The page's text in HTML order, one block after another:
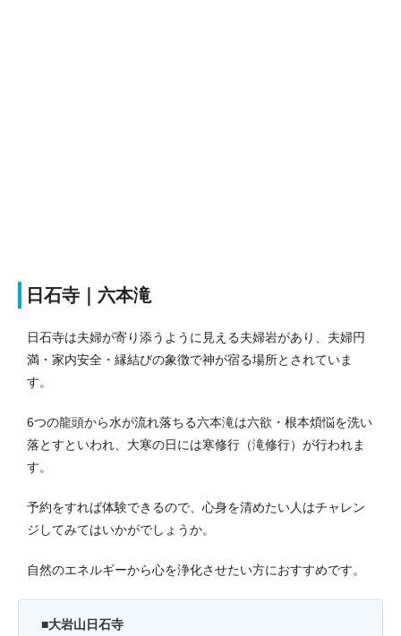
日石寺｜六本滝
日石寺は夫婦が寄り添うように見える夫婦岩があり、夫婦円
満・家内安全・縁結びの象徴で神が宿る場所とされていま
す。
6つの龍頭から水が流れ落ちる六本滝は六欲・根本煩悩を洗い
落とすといわれ、大寒の日には寒修行（滝修行）が行われま
す。
予約をすれば体験できるので、心身を清めたい人はチャレン
ジしてみてはいかがでしょうか。
自然のエネルギーから心を浄化させたい方におすすめです。
■大岩山日石寺